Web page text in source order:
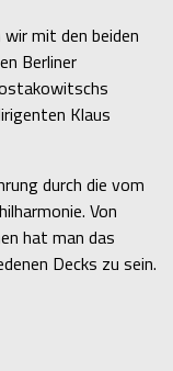
mit den beiden
Berliner
Klaus
durch die vom
Von
hat man das
Decks zu sein.